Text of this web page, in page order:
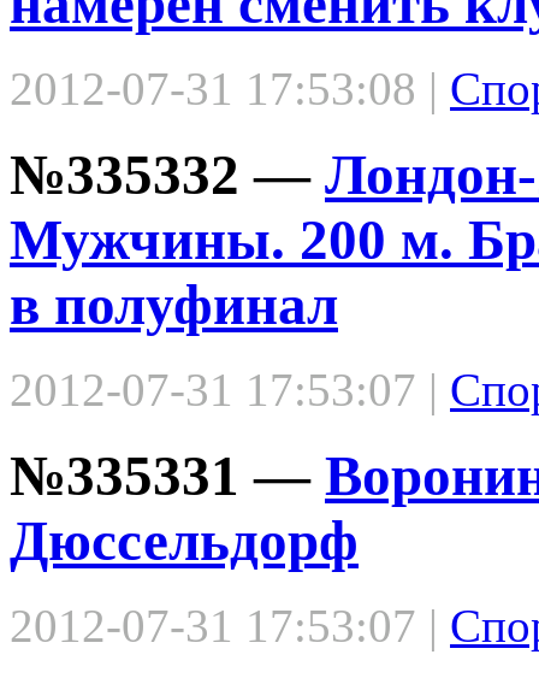
2012-07-31 17:53:08 |
№335332 —
Мужчины. 200 м.
в полуфинал
2012-07-31 17:53:07 |
№335331 —
Дюссельдорф
2012-07-31 17:53:07 |